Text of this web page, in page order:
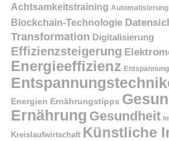
Achtsamkeitstraining Automatisierung
Blockchain-Technologie
Transformation Digitalisierung
Effizienzsteigerung
Energieeffizienz Entspannung
Energien Ernährungstipps
Ernährung Gesundheit
Kreislaufwirtschaft Künstliche